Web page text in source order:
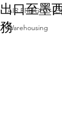
AIR FREIGHT -
Warehousing
出口至墨
務